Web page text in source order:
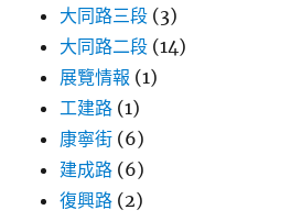
大同路三段 (3)
大同路二段 (14)
展覽情報 (1)
工建路 (1)
康寧街 (6)
建成路 (6)
復興路 (2)